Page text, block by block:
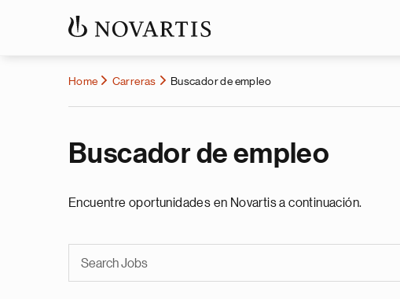
Home Carreras Buscador de empleo
Buscador de empleo
Encuentre oportunidades en Novartis a continuación.